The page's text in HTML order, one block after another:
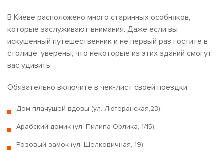
В Киеве расположено много старинных особняков,
которые заслуживают внимания. Даже если вы
искушенный путешественник и не первый раз гостите в
столице, уверены, что некоторые из этих зданий смогут
вас удивить.
Обязательно включите в чек-лист своей поездки:
Дом плачущей вдовы (ул. Лютеранская,23);
Арабский домик (ул. Пилипа Орлика, 1/15);
Розовый замок (ул. Шелковичная, 19);